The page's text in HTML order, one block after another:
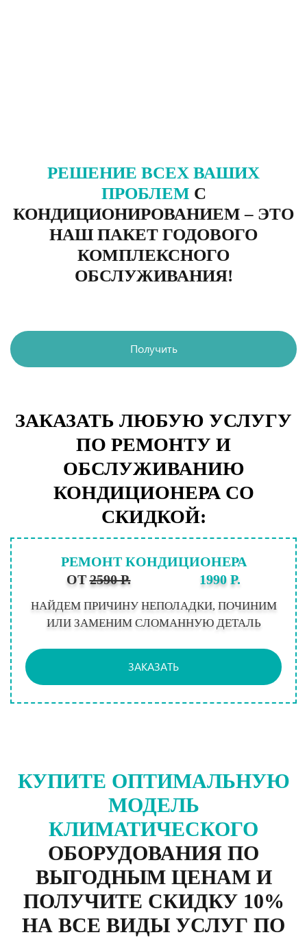
РЕШЕНИЕ ВСЕХ ВАШИХ
ПРОБЛЕМ С
КОНДИЦИОНИРОВАНИЕМ – ЭТО
НАШ ПАКЕТ ГОДОВОГО
КОМПЛЕКСНОГО
ОБСЛУЖИВАНИЯ!
Получить
ЗАКАЗАТЬ ЛЮБУЮ УСЛУГУ
ПО РЕМОНТУ И
ОБСЛУЖИВАНИЮ
КОНДИЦИОНЕРА СО
СКИДКОЙ:
РЕМОНТ КОНДИЦИОНЕРА
ОТ2590 Р. 1990 Р.
НАЙДЕМ ПРИЧИНУ НЕПОЛАДКИ, ПОЧИНИМ
ИЛИ ЗАМЕНИМ СЛОМАННУЮ ДЕТАЛЬ
ЗАКАЗАТЬ
КУПИТЕ ОПТИМАЛЬНУЮ
МОДЕЛЬ
КЛИМАТИЧЕСКОГО
ОБОРУДОВАНИЯ ПО
ВЫГОДНЫМ ЦЕНАМ И
ПОЛУЧИТЕ СКИДКУ 10%
НА ВСЕ ВИДЫ УСЛУГ ПО